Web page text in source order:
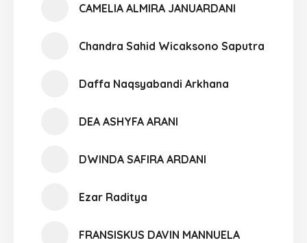
CAMELIA ALMIRA JANUARDANI
Chandra Sahid Wicaksono Saputra
Daffa Naqsyabandi Arkhana
DEA ASHYFA ARANI
DWINDA SAFIRA ARDANI
Ezar Raditya
FRANSISKUS DAVIN MANNUELA